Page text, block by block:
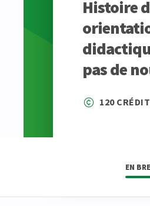
Histoire
pas de
120
EN